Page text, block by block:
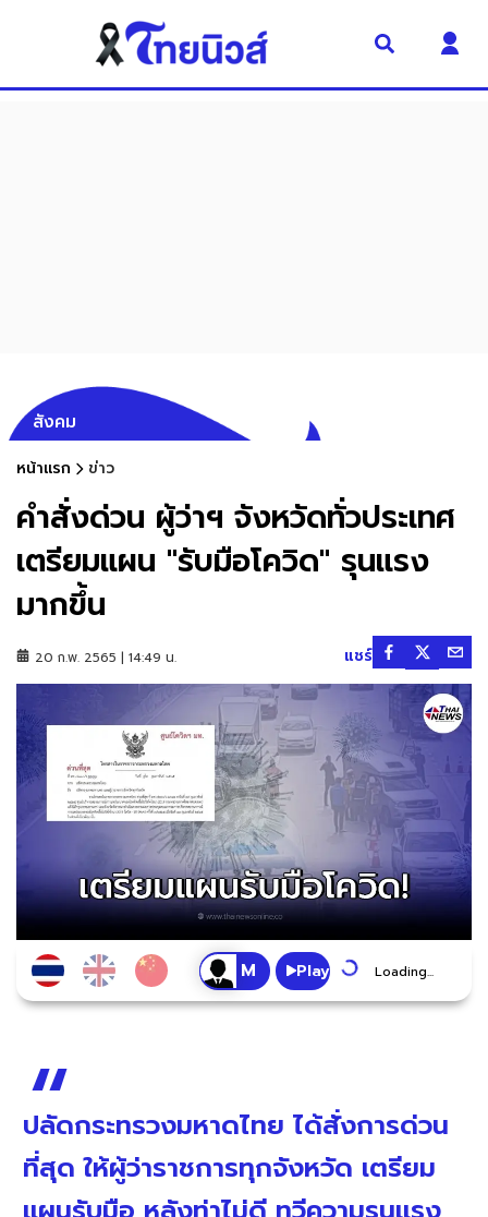
สังคม
หน้าแรก ข่าว
คำสั่งด่วน ผู้ว่าฯ จังหวัดทั่วประเทศ
เตรียมแผน "รับมือโควิด" รุนแรง
มากขึ้น
20 ก.พ. 2565 | 14:49 น. แชร์
Play Loading...
ปลัดกระทรวงมหาดไทย ได้สั่งการด่วน
ที่สุด ให้ผู้ว่าราชการทุกจังหวัด เตรียม